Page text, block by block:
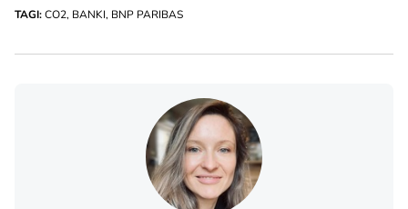
TAGI:CO2, BANKI, BNP PARIBAS